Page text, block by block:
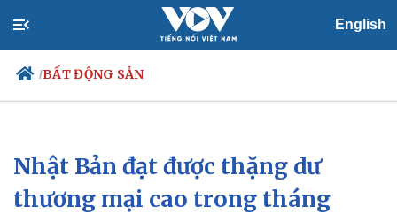
English
/BẤT ĐỘNG SẢN
Chính trị
Đảng
Tổ chức nhân sự
Xã hội
Dự báo thời tiết
Nhật Bản đạt được thặng dư
thương mại cao trong tháng